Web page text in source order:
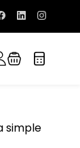
simple